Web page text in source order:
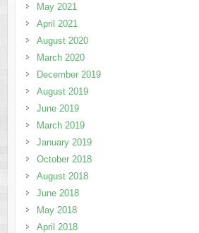
May 2021
April 2021
August 2020
March 2020
December 2019
August 2019
June 2019
March 2019
January 2019
October 2018
August 2018
June 2018
May 2018
April 2018